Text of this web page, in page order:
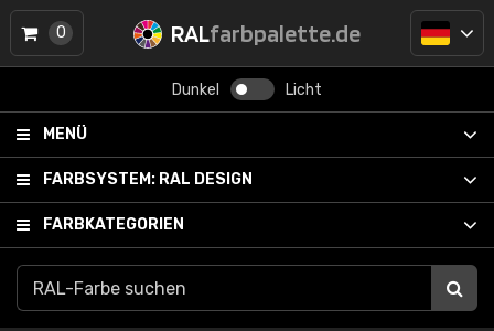
RALfarbpalette.de
Dunkel Licht
MENÜ
FARBSYSTEM: RAL DESIGN
FARBKATEGORIEN
0